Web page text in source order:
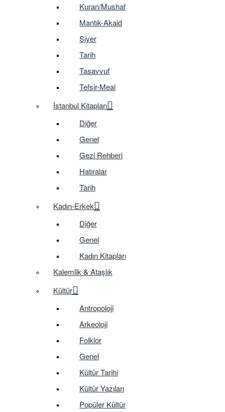
Kuran/Mushaf
Mantık-Akaid
Siyer
Tarih
Tasavvuf
Tefsir-Meal
İstanbul Kitapları
Diğer
Genel
Gezi Rehberi
Hatıralar
Tarih
Kadın-Erkek
Diğer
Genel
Kadın Kitapları
Kalemlik & Ataşlık
Kültür
Antropoloji
Arkeoloji
Folklor
Genel
Kültür Tarihi
Kültür Yazıları
Popüler Kültür